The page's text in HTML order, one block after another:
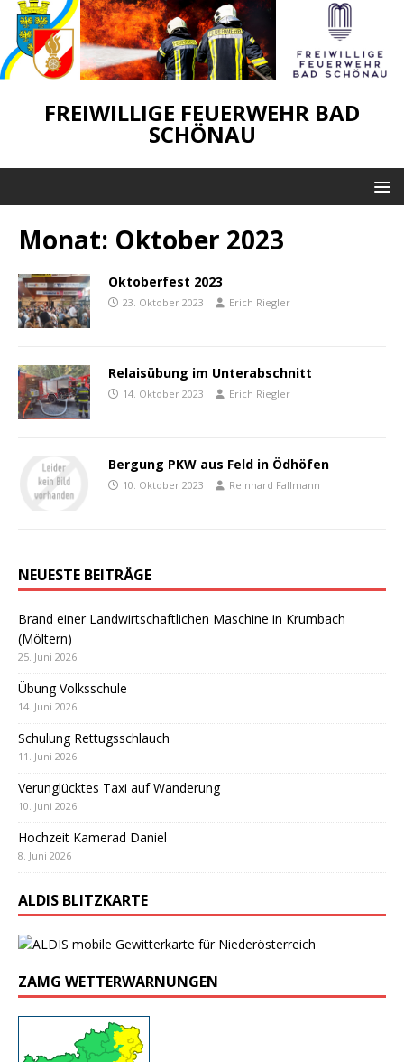
FREIWILLIGE FEUERWEHR BAD
SCHÖNAU
Monat: Oktober 2023
Oktoberfest 2023
23. Oktober 2023 Erich Riegler
Relaisübung im Unterabschnitt
14. Oktober 2023 Erich Riegler
Bergung PKW aus Feld in Ödhöfen
10. Oktober 2023 Reinhard Fallmann
NEUESTE BEITRÄGE
Brand einer Landwirtschaftlichen Maschine in Krumbach
(Möltern)
25. Juni 2026
Übung Volksschule
14. Juni 2026
Schulung Rettugsschlauch
11. Juni 2026
Verunglücktes Taxi auf Wanderung
10. Juni 2026
Hochzeit Kamerad Daniel
8. Juni 2026
ALDIS BLITZKARTE
ZAMG WETTERWARNUNGEN